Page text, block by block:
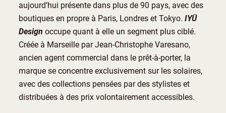
aujourd’hui présente dans plus de 90 pays, avec des
boutiques en propre à Paris, Londres et Tokyo. IYÜ
Design occupe quant à elle un segment plus ciblé.
Créée à Marseille par Jean-Christophe Varesano,
ancien agent commercial dans le prêt-à-porter, la
marque se concentre exclusivement sur les solaires,
avec des collections pensées par des stylistes et
distribuées à des prix volontairement accessibles.